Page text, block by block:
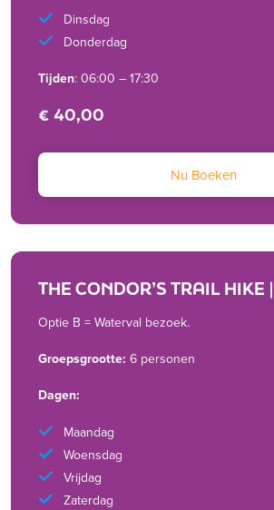
Dinsdag
Donderdag
Tijden: 06:00 – 17:30
€ 40,00
Nu Boeken
THE CONDOR’S TRAIL HIKE
Optie B = Waterval bezoek.
Groepsgrootte: 6 personen
Dagen:
Maandag
Woensdag
Vrijdag
Zaterdag